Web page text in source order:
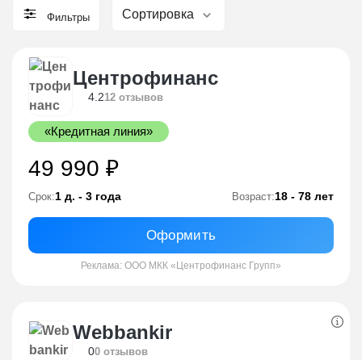
Фильтры Сортировка
Центрофинанс
4.212 отзывов
«Кредитная линия»
49 990 ₽
Срок:1 д. - 3 года Возраст:18 - 78 лет
Оформить
Реклама: ООО МКК «Центрофинанс Групп»
Webbankir
00 отзывов